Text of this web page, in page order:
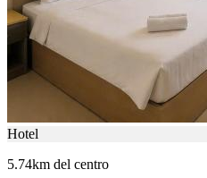
Hotel
5.74km del centro